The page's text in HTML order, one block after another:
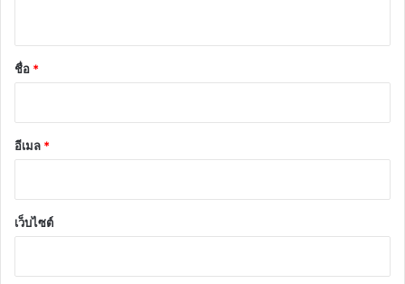
*
ชื่อ *
อีเมล *
เว็บไซต์